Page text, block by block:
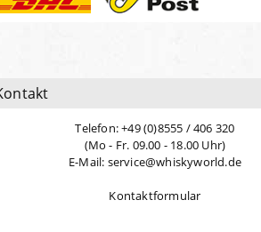
Telefon: +49 (0)8555 / 406 320
(Mo - Fr. 09.00 - 18.00 Uhr)
E-Mail: service@whiskyworld.de
Kontaktformular